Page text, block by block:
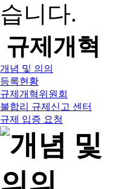
습니다.
규제개혁
개념 및 의의
등록현황
규제개혁위원회
불합리 규제신고 센터
규제 입증 요청